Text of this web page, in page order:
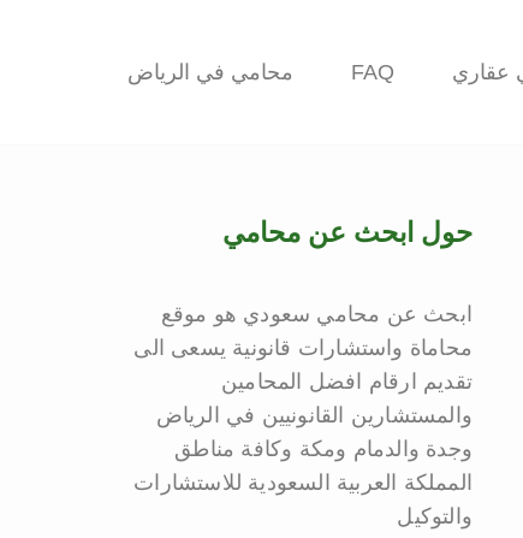
عقاري FAQ محامي في الرياض
حول ابحث عن محامي
ابحث عن محامي سعودي هو موقع
محاماة واستشارات قانونية يسعى الى
تقديم ارقام افضل المحامين
والمستشارين القانونيين في الرياض
وجدة والدمام ومكة وكافة مناطق
المملكة العربية السعودية للاستشارات
والتوكيل